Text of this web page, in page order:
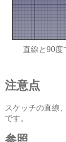
直線と90度
注意点
スケッチの直線
です。
参照